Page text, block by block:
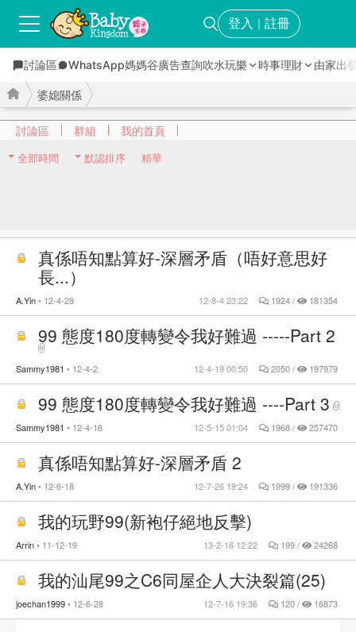
登入 ｜ 註冊
討論區 WhatsApp媽媽谷廣告查詢吹水玩樂 時事理財 由家出
討論區 群組 我的首頁
婆媳關係
全部時間 默認排序 精華
真係唔知點算好-深層矛盾（唔好意思好
長...）
A.Yin 12-4-28 1924 / 181354
12-8-4 23:22
99 態度180度轉變令我好難過 -----Part 2
Sammy1981 12-4-2 2050 / 197979
12-4-19 00:50
99 態度180度轉變令我好難過 ----Part 3
Sammy1981 12-4-18 1968 / 257470
12-5-15 01:04
真係唔知點算好-深層矛盾 2
A.Yin 12-6-18 1999 / 191336
12-7-26 19:24
我的玩野99(新袍仔絕地反擊)
Arrin 11-12-19 199 / 24268
13-2-16 12:22
我的汕尾99之C6同屋企人大決裂篇(25)
joechan1999 12-6-28 120 / 16873
12-7-16 19:36